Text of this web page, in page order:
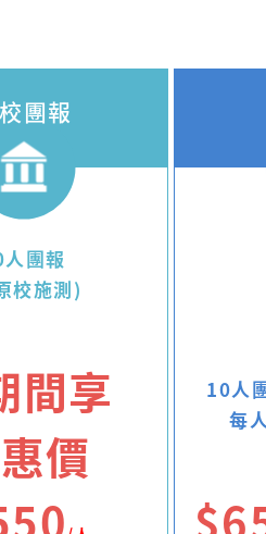
團報
團報
校施測)
間享
價
10人
每